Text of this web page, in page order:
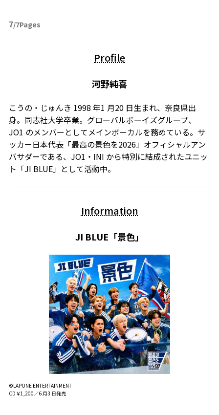
7/7Pages
Profile
河野純喜
こうの・じゅんき 1998 年1 月20 日生まれ、奈良県出
身。同志社大学卒業。グローバルボーイズグループ、
JO1 のメンバーとしてメインボーカルを務めている。サ
ッカー日本代表「最高の景色を2026」オフィシャルアン
バサダーである、JO1・INI から特別に結成されたユニッ
ト「JI BLUE」として活動中。
Information
JI BLUE「景色」
©LAPONE ENTERTAINMENT
CD￥1,200／6 月3 日発売